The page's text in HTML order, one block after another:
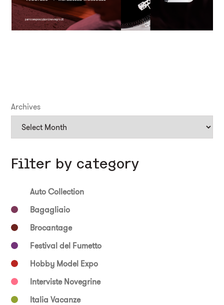
Archives
Filter by category
Auto Collection
Bagagliaio
Brocantage
Festival del Fumetto
Hobby Model Expo
Interviste Novegrine
Italia Vacanze